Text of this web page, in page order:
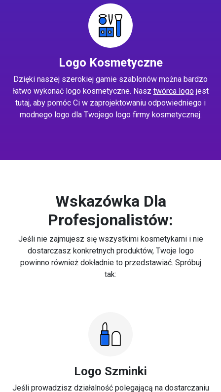
Logo Kosmetyczne
Dzięki naszej szerokiej gamie szablonów można bardzo
łatwo wykonać logo kosmetyczne. Nasz twórca logojest
tutaj, aby pomóc Ci w zaprojektowaniu odpowiedniego i
modnego logo dla Twojego logo firmy kosmetycznej.
Wskazówka Dla
Profesjonalistów:
Jeśli nie zajmujesz się wszystkimi kosmetykami i nie
dostarczasz konkretnych produktów, Twoje logo
powinno również dokładnie to przedstawiać. Spróbuj
tak:
Logo Szminki
Jeśli prowadzisz działalność polegającą na dostarczaniu